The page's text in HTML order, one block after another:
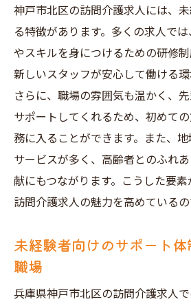
訪問介護未経験者が神戸市北
のポイント
訪問介護求人を探す際に
神戸市北区での訪問介護
点
未経験者が訪問介護業界
心構え
訪問介護求人探しで知っ
神戸市北区の訪問介護求
兵庫県神戸市北区の訪問介護
神戸市北区の訪問介護求人には、
る特徴があります。多くの求人で
やスキルを身につけるための研修制
新しいスタッフが安心して働ける環
さらに、職場の雰囲気も温かく、
サポートしてくれるため、初めて
務に入ることができます。また、
サービスが多く、高齢者とのふれ
献にもつながります。こうした要
訪問介護求人の魅力を高めているの
未経験者向けのサポート
職場
兵庫県神戸市北区の訪問介護求人